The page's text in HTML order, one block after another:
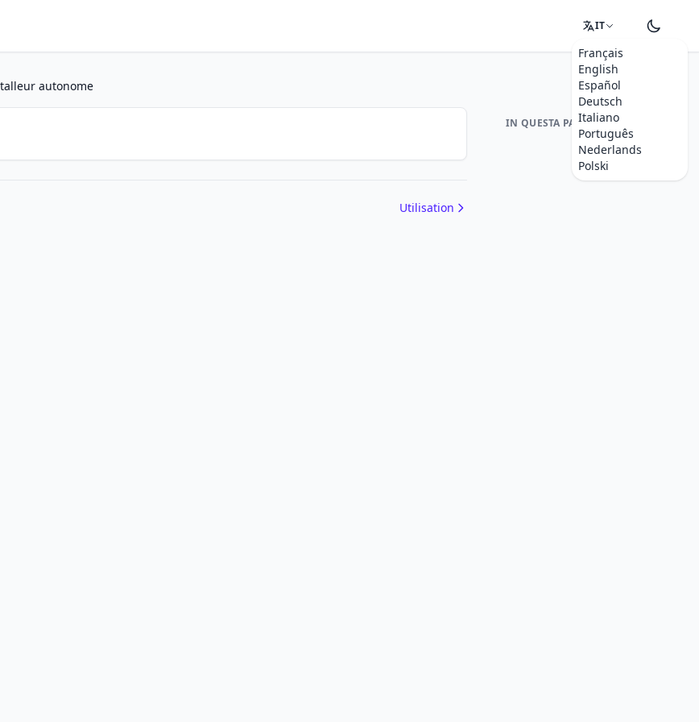
IT
Français
English
Español
Deutsch
Italiano
Português
Nederlands
Polski
autonome
Utilisation
IN QUESTA PAGINA